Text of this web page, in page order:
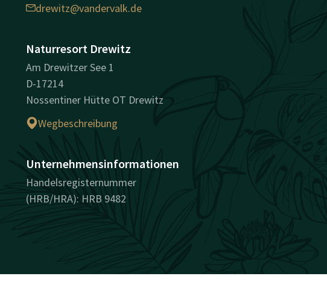
drewitz@vandervalk.de
Naturresort Drewitz
Am Drewitzer See 1
D-17214
Nossentiner Hütte OT Drewitz
Wegbeschreibung
Unternehmensinformationen
Handelsregisternummer
(HRB/HRA): HRB 9482